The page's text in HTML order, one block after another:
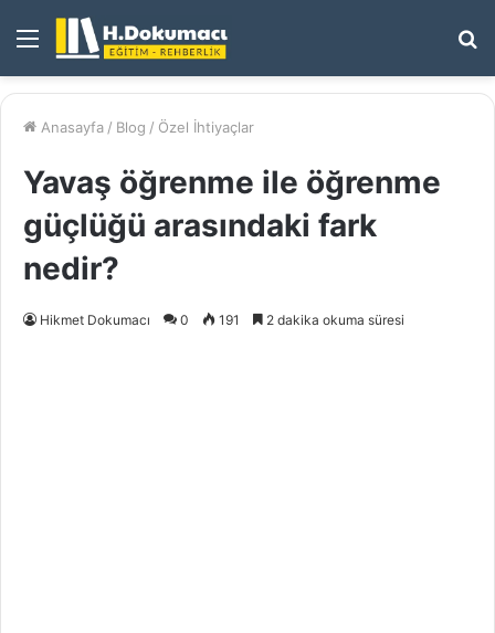
Menü
Anasayfa / Blog / Özel İhtiyaçlar
Yavaş öğrenme ile öğrenme
güçlüğü arasındaki fark
nedir?
Hikmet Dokumacı 0 191 2 dakika okuma süresi